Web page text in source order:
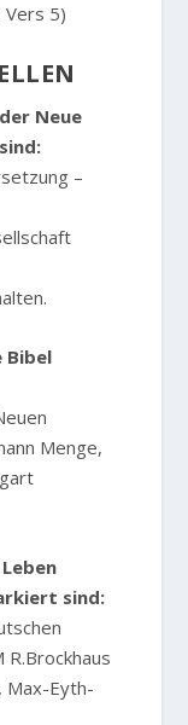
Vers 5)
Neue
–
Bibel
Menge,
sind:
Max-Eyth-